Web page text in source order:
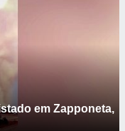
em Zapponeta,